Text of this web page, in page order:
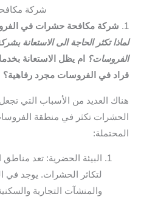
شركة
1.
شركة مكافحة حشرات في
لماذا تكثر الحاجة الى الاستعانة
الفروسات؟
ام يظل الاستعانة
قراد في الفروسات مجرد رفاهية؟
هناك العديد من الأسباب التي
الحشرات تكثر في منطقة
المحتملة:
البيئة الحضرية: تعد
لتكاثر الحشرات. يوجد في
والمنشآت التجارية